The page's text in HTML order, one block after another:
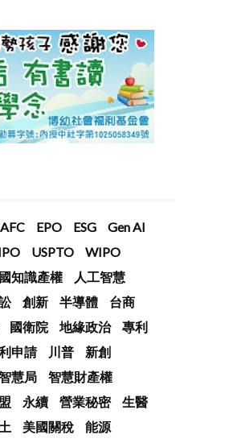
EPO ESG
Gen AI
USPTO
WIPO
知識產權
人工智慧
創新 半導體
台商
國衛院 地緣政治
專利
申請 川普
新創
慧局
智慧財產權
永續 營業秘密
生醫
美國關稅
能源